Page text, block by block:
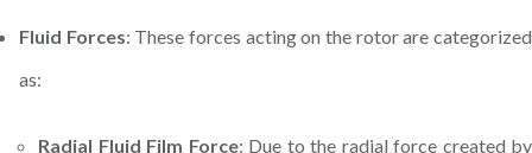
Fluid Forces: These forces acting on the rotor are categorized
as:
Radial Fluid Film Force: Due to the radial force created by